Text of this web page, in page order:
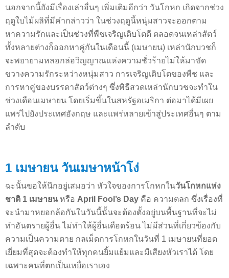
นอกจากนี้ยังมีเรื่องเล่าอื่นๆ เพิ่มเติมอีกว่า วันโกหก เกิดจากช่วง
ฤดูใบไม้ผลิที่มีคำกล่าวว่า ในช่วงฤดูนี้หนุ่มสาวจะออกตาม
หาความรักและเป็นช่วงที่พืชเจริญเติบโตดี ตลอดจนเหล่าสัตว์
ทั้งหลายต่างก็ออกหาคู่กันในเดือนนี้ (เมษายน) เหล่านักบวชก็
จะพยายามหลอกล่อวิญญาณแห่งความชั่วร้ายไม่ให้มาขัด
ขวางความรักระหว่างหนุ่มสาว การเจริญเติบโตของพืช และ
การหาคู่ของบรรดาสัตว์ต่างๆ ซึ่งพิธีสวดเหล่านักบวชจะทำใน
ช่วงเดือนเมษายน โดยเริ่มขึ้นในสหรัฐอเมริกา ต่อมาได้มีเผย
แพร่ไปยังประเทศอังกฤษ และแพร่หลายเข้าสู่ประเทศอื่นๆ ตาม
ลำดับ
1 เมษายน วันเมษาหน้าโง่
ฉะนั้นขอให้นึกอยู่เสมอว่า หัวใจของการโกหกในวันโกหกแห่ง
ชาติ 1 เมษายนหรือ April Fool’s Day คือ ความตลก ซึ่งเรื่องที่
จะนำมาหยอกล้อกันในวันนี้นั้นจะต้องตั้งอยู่บนพื้นฐานที่จะไม่
ทำอันตรายผู้อื่น ไม่ทำให้ผู้อื่นเดือดร้อน ไม่มีส่วนที่เกี่ยวข้องกับ
ความเป็นความตาย กลเม็ดการโกหกในวันที่ 1 เมษายนที่ยอด
เยี่ยมที่สุดจะต้องทำให้ทุกคนยิ้มแย้มและมีเสียงหัวเราได้ โดย
เฉพาะคนที่ตกเป็นเหยื่อเราเอง